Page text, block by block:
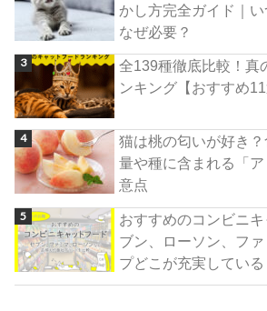
かし方完全ガイド｜い
なぜ必要？
全139種徹底比較！真
ンキング【おすすめ
猫は桃の匂いが好き
量や種に含まれる「
意点
おすすめのコンビニ
ブン、ローソン、フ
プどこが充実している